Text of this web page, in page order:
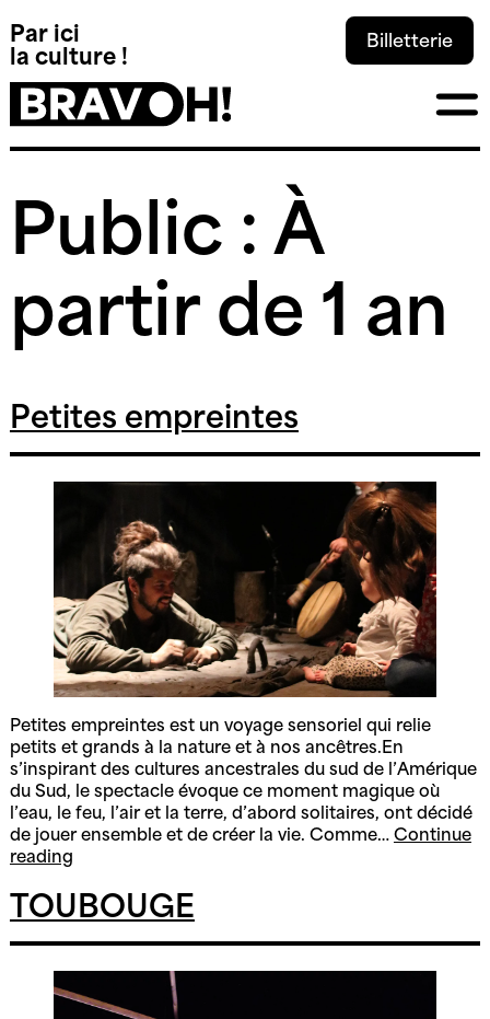
Par ici
la culture !
Billetterie
Skip
content
Public : À
partir de 1 an
Petites empreintes
Petites empreintes est un voyage sensoriel qui relie
petits et grands à la nature et à nos ancêtres.En
s’inspirant des cultures ancestrales du sud de l’Amérique
du Sud, le spectacle évoque ce moment magique où
l’eau, le feu, l’air et la terre, d’abord solitaires, ont décidé
de jouer ensemble et de créer la vie. Comme… Continue
readingPetites
TOUBOUGE